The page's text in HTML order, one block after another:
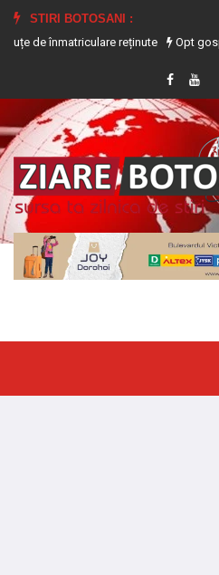
STIRI BOTOSANI :
reținute
Opt gospodării din